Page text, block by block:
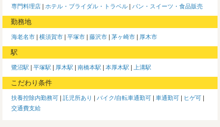
専門料理店
ホテル・ブライダル・トラベル パン・スイーツ・食品販売
勤務地
海老名市 横須賀市 平塚市 藤沢市 茅ヶ崎市 厚木市
駅
鷺沼駅 平塚駅 厚木駅 南橋本駅 本厚木駅 上溝駅
こだわり条件
扶養控除内勤務可 託児所あり バイク/自転車通勤可 車通勤可
ヒゲ可
交通費支給